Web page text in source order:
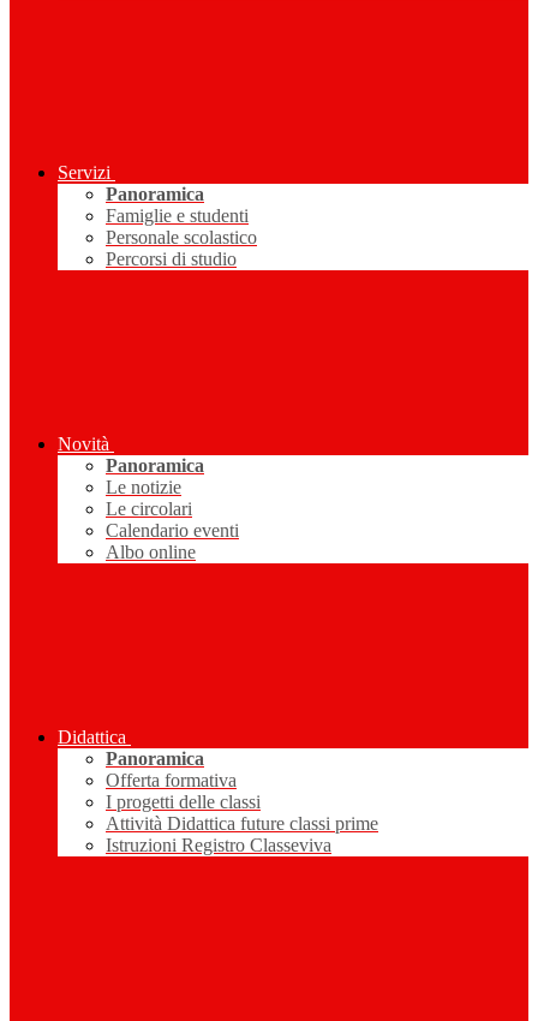
Servizi
Panoramica
Famiglie e studenti
Personale scolastico
Percorsi di studio
Novità
Panoramica
Le notizie
Le circolari
Calendario eventi
Albo online
Didattica
Panoramica
Offerta formativa
I progetti delle classi
Attività Didattica future classi prime
Istruzioni Registro Classeviva